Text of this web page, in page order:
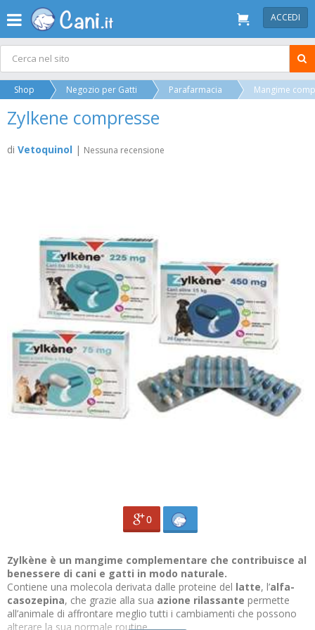
ACCEDI
Shop Negozio per Gatti Parafarmacia Mangime
Zylkene compresse
di Vetoquinol | Nessuna recensione
0
Zylkène è un mangime complementare che contribuisce al
benessere di cani e gatti in modo naturale.
Contiene una molecola derivata dalle proteine del latte, l’alfa-
casozepina, che grazie alla sua azione rilassante permette
all’animale di affrontare meglio tutti i cambiamenti che possono
alterare la sua normale routine.